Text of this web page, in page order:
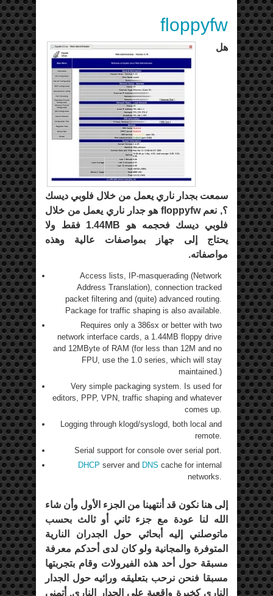
floppyfw
هل
سمعت بجدار ناري يعمل من خلال فلوبي ديسك
؟, نعم floppyfw هو جدار ناري يعمل من خلال
فلوبي ديسك فحجمه هو 1.44MB فقط ولا
يحتاج إلى جهاز بمواصفات عالية وهذه
مواصفاته.
Access lists, IP-masquerading (Network
Address Translation), connection tracked
packet filtering and (quite) advanced routing.
Package for traffic shaping is also available.
Requires only a 386sx or better with two
network interface cards, a 1.44MB floppy drive
and 12MByte of RAM (for less than 12M and no
FPU, use the 1.0 series, which will stay
maintained.)
Very simple packaging system. Is used for
editors, PPP, VPN, traffic shaping and whatever
comes up.
Logging through klogd/syslogd, both local and
remote.
Serial support for console over serial port.
DHCP server and DNS cache for internal
networks.
إلى هنا نكون قد أنتهينا من الجزء الأول وأن شاء
الله لنا عودة مع جزء ثاني أو ثالث بحسب
ماتوصلني إليه أبحاثي حول الجدران النارية
المتوفرة والمجانية ولو كان لدى أحدكم معرفة
مسبقة حول أحد هذه الفيرولات وقام بتجربتها
مسبقا فنحن نرحب بتعليقه ورائيه حول الجدار
الناري كخبرة واقعية على الجدار الناري, أتمنى